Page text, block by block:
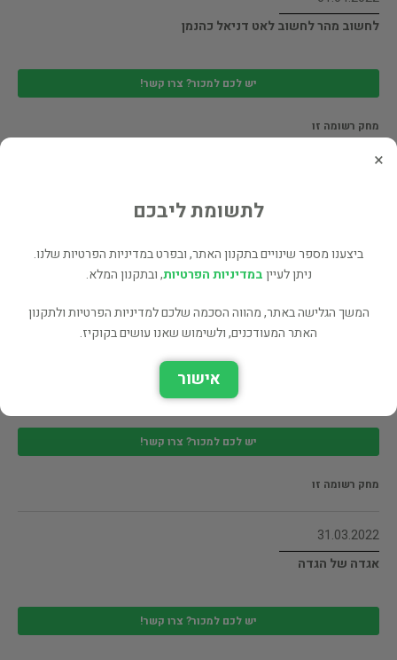
לחשוב מהר לחשוב לאט דניאל כהנמן
יש לכם למכור? צרו קשר!
מחק רשומה זו
עינוגי אשה רייצ'ל סוויפט
יש לכם למכור? צרו קשר!
מחק רשומה זו
משחק ומציאות, דונלד וויניקוט
יש לכם למכור? צרו קשר!
מחק רשומה זו
31.03.2022
אגדה של הגדה
יש לכם למכור? צרו קשר!
×
לתשומת ליבכם
ביצענו מספר שינויים בתקנון האתר, ובפרט במדיניות הפרטיות שלנו.
ניתן לעייןבמדיניות הפרטיות, ובתקנון המלא.
המשך הגלישה באתר, מהווה הסכמה שלכם למדיניות הפרטיות ולתקנון
האתר המעודכנים, ולשימוש שאנו עושים בקוקיז.
אישור